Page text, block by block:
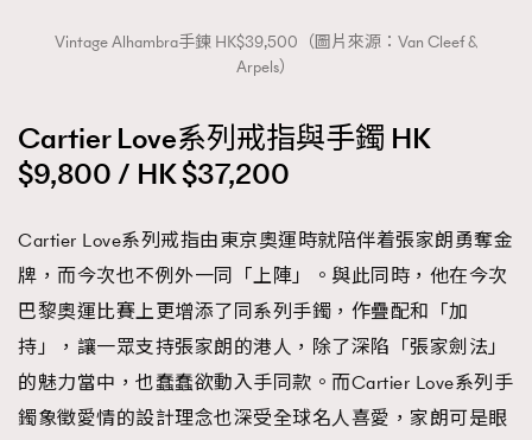
Vintage Alhambra手鍊 HK$39,500（圖片來源：Van Cleef &
Arpels）
Cartier Love系列戒指與手鐲 HK
$9,800 / HK $37,200
Cartier Love系列戒指由東京奧運時就陪伴着張家朗勇奪金
牌，而今次也不例外一同「上陣」。與此同時，他在今次
巴黎奧運比賽上更增添了同系列手鐲，作疊配和「加
持」，讓一眾支持張家朗的港人，除了深陷「張家劍法」
的魅力當中，也蠢蠢欲動入手同款。而Cartier Love系列手
鐲象徵愛情的設計理念也深受全球名人喜愛，家朗可是眼